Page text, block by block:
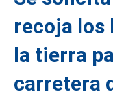
recoja los
la tierra
carretera